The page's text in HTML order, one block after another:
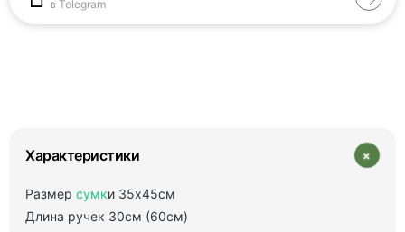
в Telegram
Характеристики +
Размер сумки 35х45см
Длина ручек 30см (60см)